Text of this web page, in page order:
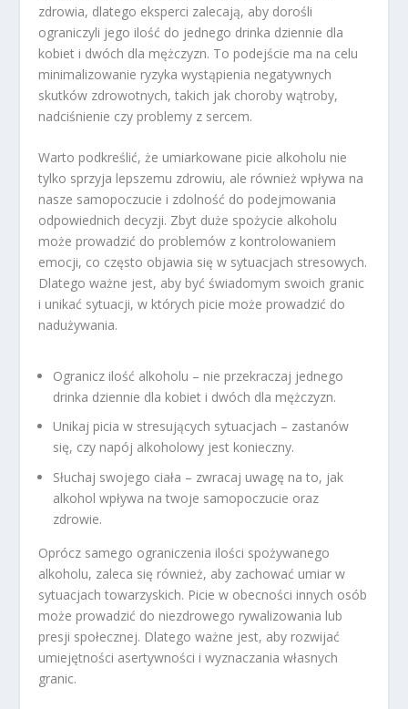
zdrowia, dlatego eksperci zalecają, aby dorośli
ograniczyli jego ilość do jednego drinka dziennie dla
kobiet i dwóch dla mężczyzn. To podejście ma na celu
minimalizowanie ryzyka wystąpienia negatywnych
skutków zdrowotnych, takich jak choroby wątroby,
nadciśnienie czy problemy z sercem.
Warto podkreślić, że umiarkowane picie alkoholu nie
tylko sprzyja lepszemu zdrowiu, ale również wpływa na
nasze samopoczucie i zdolność do podejmowania
odpowiednich decyzji. Zbyt duże spożycie alkoholu
może prowadzić do problemów z kontrolowaniem
emocji, co często objawia się w sytuacjach stresowych.
Dlatego ważne jest, aby być świadomym swoich granic
i unikać sytuacji, w których picie może prowadzić do
nadużywania.
Ogranicz ilość alkoholu – nie przekraczaj jednego
drinka dziennie dla kobiet i dwóch dla mężczyzn.
Unikaj picia w stresujących sytuacjach – zastanów
się, czy napój alkoholowy jest konieczny.
Słuchaj swojego ciała – zwracaj uwagę na to, jak
alkohol wpływa na twoje samopoczucie oraz
zdrowie.
Oprócz samego ograniczenia ilości spożywanego
alkoholu, zaleca się również, aby zachować umiar w
sytuacjach towarzyskich. Picie w obecności innych osób
może prowadzić do niezdrowego rywalizowania lub
presji społecznej. Dlatego ważne jest, aby rozwijać
umiejętności asertywności i wyznaczania własnych
granic.